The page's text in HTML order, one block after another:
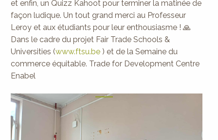
et enfin, un Quizz Kahoot pour terminer la matinée de
façon ludique. Un tout grand merci au Professeur
Leroy et aux étudiants pour leur enthousiasme ! 🙏
Dans le cadre du projet Fair Trade Schools &
Universities (www.ftsu.be ) et de la Semaine du
commerce équitable. Trade for Development Centre
Enabel